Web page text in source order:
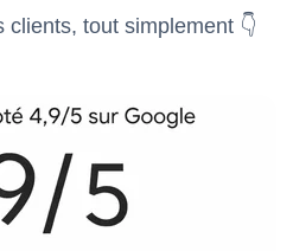
tout simplement 👇